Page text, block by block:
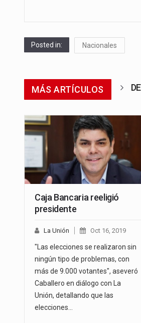
Posted in: Nacionales
MÁS ARTÍCULOS
Caja Bancaria reeligió
presidente
La Unión Oct 16, 2019
"Las elecciones se realizaron sin
ningún tipo de problemas, con
más de 9.000 votantes", aseveró
Caballero en diálogo con La
Unión, detallando que las
elecciones…